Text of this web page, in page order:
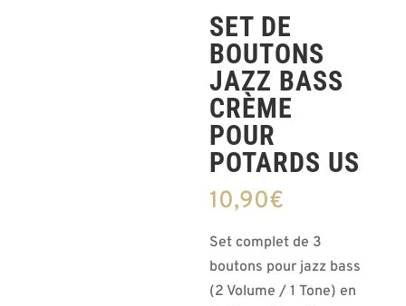
SET DE
BOUTONS
JAZZ BASS
CRÈME
POUR
POTARDS US
10,90€
Set complet de 3
boutons pour jazz bass
(2 Volume / 1 Tone) en